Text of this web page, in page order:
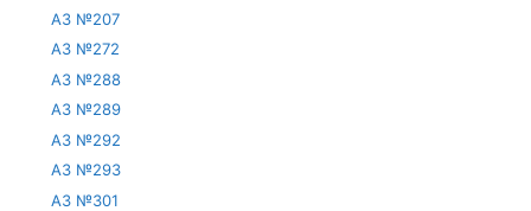
АЗ №207
АЗ №272
АЗ №288
АЗ №289
АЗ №292
АЗ №293
АЗ №301